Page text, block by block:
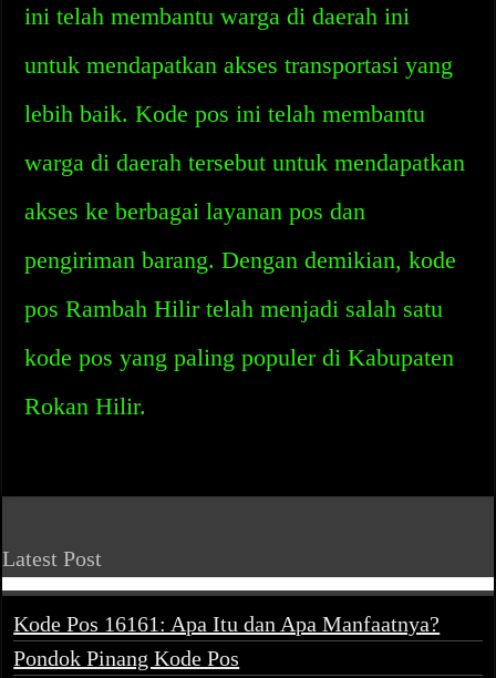
ini telah membantu warga di daerah ini
untuk mendapatkan akses transportasi yang
lebih baik. Kode pos ini telah membantu
warga di daerah tersebut untuk mendapatkan
akses ke berbagai layanan pos dan
pengiriman barang. Dengan demikian, kode
pos Rambah Hilir telah menjadi salah satu
kode pos yang paling populer di Kabupaten
Rokan Hilir.
Latest Post
Kode Pos 16161: Apa Itu dan Apa Manfaatnya?
Pondok Pinang Kode Pos